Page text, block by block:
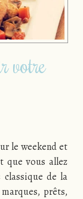
votre
le weekend et
que vous allez
classique de la
prêts,